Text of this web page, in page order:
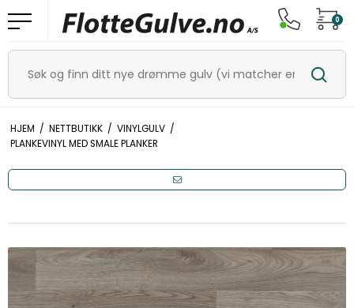
0
HJEM / NETTBUTIKK / VINYLGULV /
PLANKEVINYL MED SMALE PLANKER